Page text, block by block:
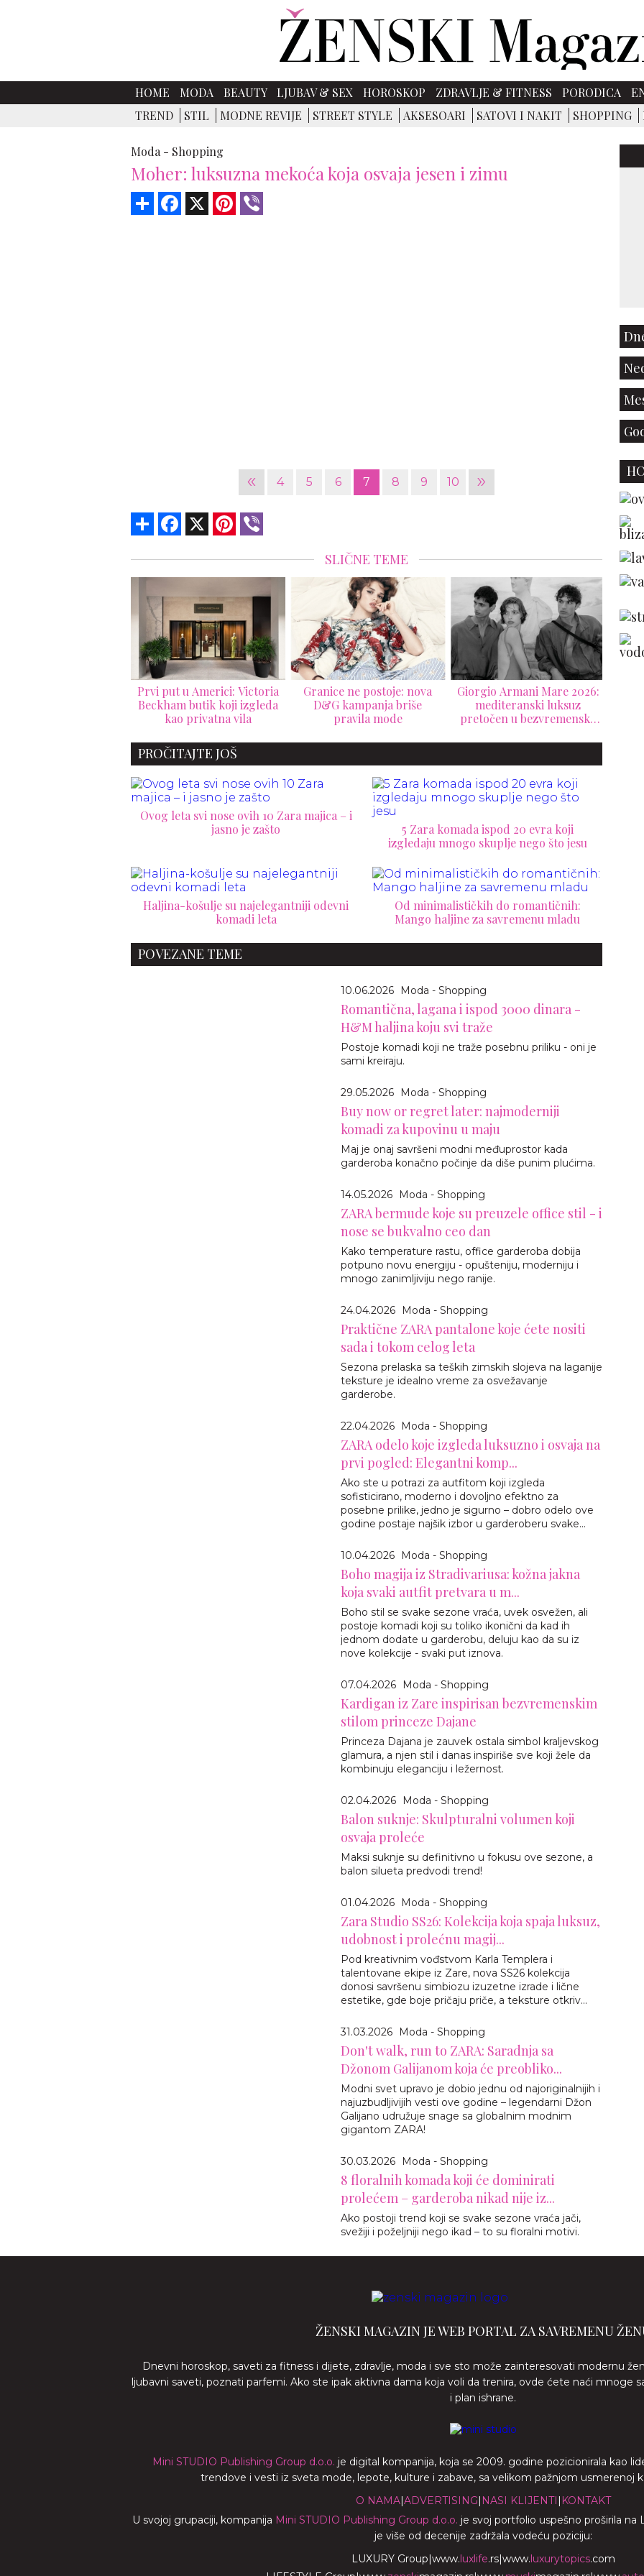
HOME MODA BEAUTY LJUBAV & SEX HOROSKOP ZDRAVLJE & FITNESS PORODICA
TREND
STIL MODNE REVIJE STREET STYLE AKSESOARI SATOVI I NAKIT SHOPPING
Moda - Shopping
Moher: luksuzna mekoća koja osvaja jesen i zimu
Share Facebook Pinterest
« 4 5 6 7 8 9 10 »
Share Facebook Pinterest
SLIČNE TEME
Granice ne postoje: nova
D&G kampanja briše
pravila mode
Giorgio Armani Mare 2026:
mediteranski luksuz
pretočen u bezvremensku
Versace slavi sopstveno
nasleđe kroz nostalgičnu
La Vacanza 2026 kampanju
PROČITAJTE JOŠ
Ovog leta svi nose ovih 10 Zara majica – i
jasno je zašto
5 Zara komada ispod 20 evra koji
izgledaju mnogo skuplje nego što jesu
Haljina-košulje su najelegantniji odevni
komadi leta
Od minimalističkih do romantičnih:
Mango haljine za savremenu mladu
POVEZANE TEME
10.06.2026 Moda - Shopping
Romantična, lagana i ispod 3000 dinara -
H&M haljina koju svi traže
Postoje komadi koji ne traže posebnu priliku - oni je
sami kreiraju.
29.05.2026 Moda - Shopping
Buy now or regret later: najmoderniji
komadi za kupovinu u maju
Maj je onaj savršeni modni međuprostor kada
garderoba konačno počinje da diše punim plućima.
14.05.2026 Moda - Shopping
ZARA bermude koje su preuzele office stil - i
nose se bukvalno ceo dan
Kako temperature rastu, office garderoba dobija
potpuno novu energiju - opušteniju, moderniju i
mnogo zanimljiviju nego ranije.
24.04.2026 Moda - Shopping
Praktične ZARA pantalone koje ćete nositi
sada i tokom celog leta
Sezona prelaska sa teških zimskih slojeva na laganije
teksture je idealno vreme za osvežavanje
garderobe.
22.04.2026 Moda - Shopping
ZARA odelo koje izgleda luksuzno i osvaja na
prvi pogled: Elegantni komp...
Ako ste u potrazi za autfitom koji izgleda
sofisticirano, moderno i dovoljno efektno za
posebne prilike, jedno je sigurno – dobro odelo ove
godine postaje najšik izbor u garderoberu svake...
10.04.2026 Moda - Shopping
Boho magija iz Stradivariusa: kožna jakna
koja svaki autfit pretvara u m...
Boho stil se svake sezone vraća, uvek osvežen, ali
postoje komadi koji su toliko ikonični da kad ih
jednom dodate u garderobu, deluju kao da su iz
nove kolekcije - svaki put iznova.
07.04.2026 Moda - Shopping
Kardigan iz Zare inspirisan bezvremenskim
stilom princeze Dajane
Princeza Dajana je zauvek ostala simbol kraljevskog
glamura, a njen stil i danas inspiriše sve koji žele da
kombinuju eleganciju i ležernost.
02.04.2026 Moda - Shopping
Balon suknje: Skulpturalni volumen koji
osvaja proleće
Maksi suknje su definitivno u fokusu ove sezone, a
balon silueta predvodi trend!
01.04.2026 Moda - Shopping
Zara Studio SS26: Kolekcija koja spaja luksuz,
udobnost i prolećnu magij...
Pod kreativnim vođstvom Karla Templera i
talentovane ekipe iz Zare, nova SS26 kolekcija
donosi savršenu simbiozu izuzetne izrade i lične
estetike, gde boje pričaju priče, a teksture otkriv...
31.03.2026 Moda - Shopping
Don't walk, run to ZARA: Saradnja sa
Džonom Galijanom koja će preobliko...
Modni svet upravo je dobio jednu od najoriginalnijih i
najuzbudljivijih vesti ove godine – legendarni Džon
Galijano udružuje snage sa globalnim modnim
gigantom ZARA!
30.03.2026 Moda - Shopping
8 floralnih komada koji će dominirati
prolećem – garderoba nikad nije iz...
Ako postoji trend koji se svake sezone vraća jači,
svežiji i poželjniji nego ikad – to su floralni motivi.
ŽENSKI MAGAZIN JE WEB PORTAL ZA SAVREMENU
Dnevni horoskop, saveti za fitness i dijete, zdravlje, moda i sve sto može zainteresovati modernu
ljubavni saveti, poznati parfemi. Ako ste ipak aktivna dama koja voli da trenira, ovde ćete naći mnoge
i plan ishrane.
Mini STUDIO Publishing Group d.o.o. je digital kompanija, koja se 2009. godine pozicionirala kao
trendove i vesti iz sveta mode, lepote, kulture i zabave, sa velikom pažnjom usmerenoj
O NAMA|ADVERTISING| NASI KLIJENTI | KONTAKT
U svojoj grupaciji, kompanija Mini STUDIO Publishing Group d.o.o. je svoj portfolio uspešno proširila
je više od decenije zadržala vodeću poziciju:
LUXURY Group|www.luxlife.rs|www.luxurytopics.com